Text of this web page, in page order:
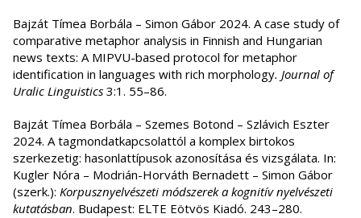
Bajzát Tímea Borbála – Simon Gábor 2024. A case study of
comparative metaphor analysis in Finnish and Hungarian
news texts: A MIPVU-based protocol for metaphor
identification in languages with rich morphology. Journal of
Uralic Linguistics 3:1. 55–86.
Bajzát Tímea Borbála – Szemes Botond – Szlávich Eszter
2024. A tagmondatkapcsolattól a komplex birtokos
szerkezetig: hasonlattípusok azonosítása és vizsgálata. In:
Kugler Nóra – Modrián-Horváth Bernadett – Simon Gábor
(szerk.): Korpusznyelvészeti módszerek a kognitív nyelvészeti
kutatásban. Budapest: ELTE Eötvös Kiadó. 243–280.